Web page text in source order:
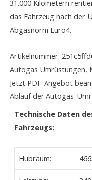
31.000 Kilometern
das Fahrzeug nach der
Abgasnorm Euro4.
Artikelnummer:
Autogas Umrüstungen,
Jetzt PDF-Angebot
Ablauf der Autogas-
Technische Daten
Fahrzeugs:
Hubraum: